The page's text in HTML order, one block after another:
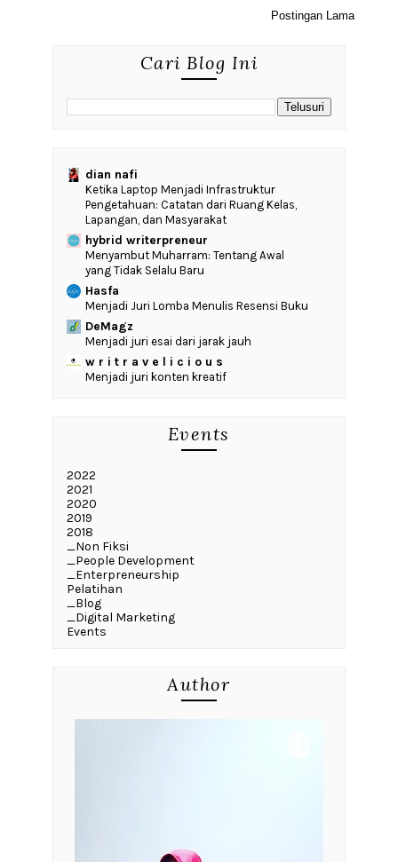
Postingan Lama
Cari Blog Ini
dian nafi
Ketika Laptop Menjadi Infrastruktur
Pengetahuan: Catatan dari Ruang Kelas,
Lapangan, dan Masyarakat
hybrid writerpreneur
Menyambut Muharram: Tentang Awal
yang Tidak Selalu Baru
Hasfa
Menjadi Juri Lomba Menulis Resensi Buku
DeMagz
Menjadi juri esai dari jarak jauh
w r i t r a v e l i c i o u s
Menjadi juri konten kreatif
Events
2022
2021
2020
2019
2018
_Non Fiksi
_People Development
_Enterpreneurship
Pelatihan
_Blog
_Digital Marketing
Events
Author